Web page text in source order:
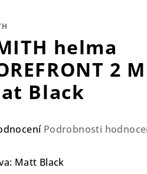
helma
2
Black
Podrobnosti
Matt Black